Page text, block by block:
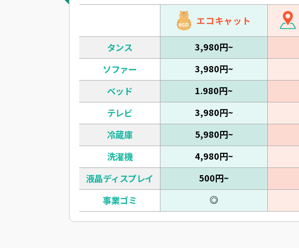
エコキャット
タンス
3,980円~
ソファー
3,980円~
ベッド
1.980円~
テレビ
3,980円~
冷蔵庫
5,980円~
洗濯機
4,980円~
液晶ディスプレイ
500円~
事業ゴミ
◎